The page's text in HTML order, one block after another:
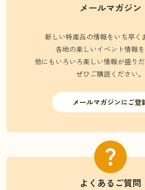
メールマガジン
新しい特産品の情報をいち早く
各地の楽しいイベント情報を
他にもいろいろ楽しい情報が盛りだ
ぜひご購読ください。
メールマガジンにご登
よくあるご質問